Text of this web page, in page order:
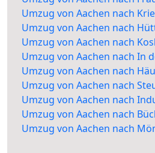
Umzug von Aachen nach
Umzug von Aachen nach
Umzug von Aachen nach
Umzug von Aachen nach In
Umzug von Aachen nach
Umzug von Aachen nach
Umzug von Aachen nach
Umzug von Aachen nach
Umzug von Aachen nach